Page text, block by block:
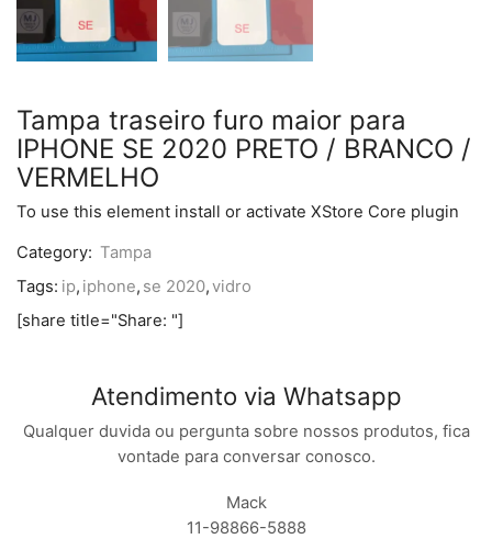
Tampa traseiro furo maior para
IPHONE SE 2020 PRETO / BRANCO /
VERMELHO
To use this element install or activate XStore Core plugin
Category: Tampa
Tags: ip, iphone, se 2020,vidro
[share title="Share: "]
Atendimento via Whatsapp
Qualquer duvida ou pergunta sobre nossos produtos, fica
vontade para conversar conosco.
Mack
11-98866-5888